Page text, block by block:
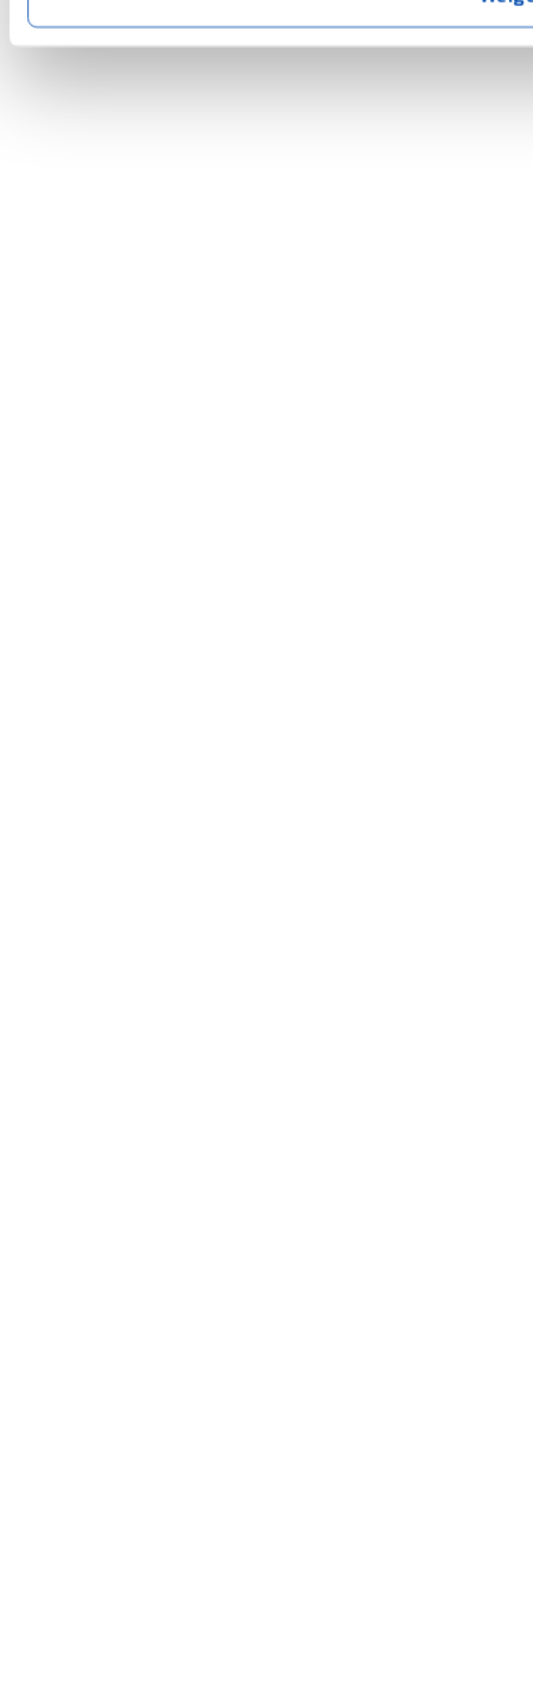
privacyverklaring
. Als je weigert, plaatsen we alleen
kun je later altijd aanpassen via devoorkeurenpagina.